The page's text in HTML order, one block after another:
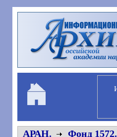
Перейти к основному содержанию
АРАН. Фонд 1572.